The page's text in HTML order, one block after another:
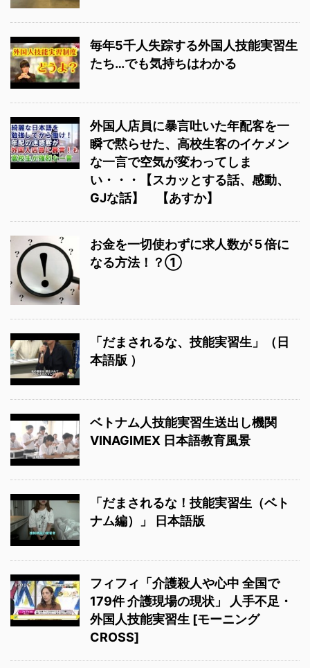
毎年5千人失踪する外国人技能実習生
たち…でも気持ちはわかる
外国人店員に暴言吐いた年配客を一
瞬で黙らせた、高校生客のイケメン
な一言で空気が変わってしま
い・・・【スカッとする話、感動、
GJな話】 【あすか】
お金を一切使わずに求人数が５倍に
なる方法！？①
「だまされるな、技能実習生」（日
本語版 ）
ベトナム人技能実習生送出し機関
VINAGIMEX 日本語教育風景
「だまされるな！技能実習生（ベト
ナム編）」 日本語版
フィフィ「介護殺人や心中 全国で
179件 介護現場の現状」 人手不足・
外国人技能実習生 [モーニング
CROSS]